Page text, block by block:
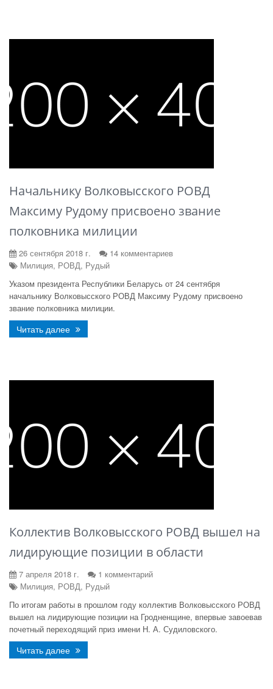
Начальнику Волковысского РОВД
Максиму Рудому присвоено звание
полковника милиции
26 сентября 2018 г.
14 комментариев
Милиция, РОВД, Рудый
Указом президента Республики Беларусь от 24 сентября
начальнику Волковысского РОВД Максиму Рудому присвоено
звание полковника милиции.
Читать далее
Коллектив Волковысского РОВД вышел на
лидирующие позиции в области
7 апреля 2018 г.
1 комментарий
Милиция, РОВД, Рудый
По итогам работы в прошлом году коллектив Волковысского РОВД
вышел на лидирующие позиции на Гродненщине, впервые завоевав
почетный переходящий приз имени Н. А. Судиловского.
Читать далее